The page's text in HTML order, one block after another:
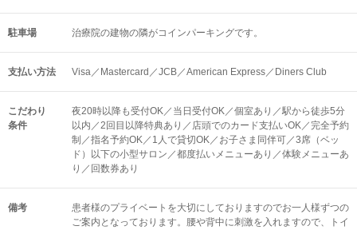
駐車場 治療院の建物の隣がコインパーキングです。
支払い方法 Visa／Mastercard／JCB／American Express／Diners Club
こだわり
条件
夜20時以降も受付OK／当日受付OK／個室あり／駅から徒歩5分
以内／2回目以降特典あり／店頭でのカード支払いOK／完全予約
制／指名予約OK／1人で貸切OK／お子さま同伴可／3席（ベッ
ド）以下の小型サロン／都度払いメニューあり／体験メニューあ
り／回数券あり
備考
患者様のプライベートを大切にしておりますのでお一人様ずつの
ご案内となっております。腰や背中に刺激を入れますので、トイ